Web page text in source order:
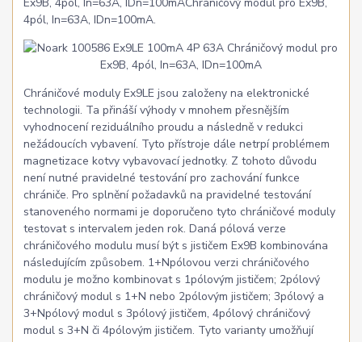
Ex9B, 4pól, In=63A, IDn=100mAChráničový modul pro Ex9B,
4pól, In=63A, IDn=100mA.
Chráničové moduly Ex9LE jsou založeny na elektronické
technologii. Ta přináší výhody v mnohem přesnějším
vyhodnocení reziduálního proudu a následně v redukci
nežádoucích vybavení. Tyto přístroje dále netrpí problémem
magnetizace kotvy vybavovací jednotky. Z tohoto důvodu
není nutné pravidelné testování pro zachování funkce
chrániče. Pro splnění požadavků na pravidelné testování
stanoveného normami je doporučeno tyto chráničové moduly
testovat s intervalem jeden rok. Daná pólová verze
chráničového modulu musí být s jističem Ex9B kombinována
následujícím způsobem. 1+Npólovou verzi chráničového
modulu je možno kombinovat s 1pólovým jističem; 2pólový
chráničový modul s 1+N nebo 2pólovým jističem; 3pólový a
3+Npólový modul s 3pólový jističem, 4pólový chráničový
modul s 3+N či 4pólovým jističem. Tyto varianty umožňují